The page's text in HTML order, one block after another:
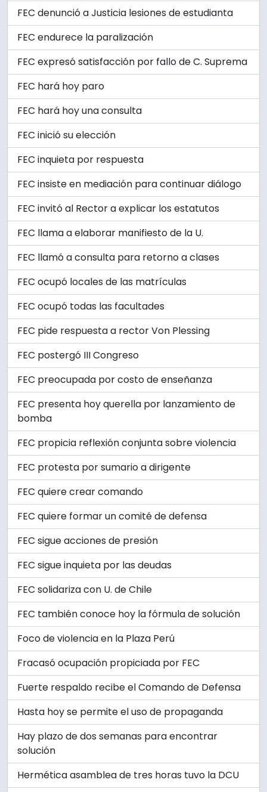
FEC denunció a Justicia lesiones de estudianta
FEC endurece la paralización
FEC expresó satisfacción por fallo de C. Suprema
FEC hará hoy paro
FEC hará hoy una consulta
FEC inició su elección
FEC inquieta por respuesta
FEC insiste en mediación para continuar diálogo
FEC invitó al Rector a explicar los estatutos
FEC llama a elaborar manifiesto de la U.
FEC llamó a consulta para retorno a clases
FEC ocupó locales de las matrículas
FEC ocupó todas las facultades
FEC pide respuesta a rector Von Plessing
FEC postergó III Congreso
FEC preocupada por costo de enseñanza
FEC presenta hoy querella por lanzamiento de
bomba
FEC propicia reflexión conjunta sobre violencia
FEC protesta por sumario a dirigente
FEC quiere crear comando
FEC quiere formar un comité de defensa
FEC sigue acciones de presión
FEC sigue inquieta por las deudas
FEC solidariza con U. de Chile
FEC también conoce hoy la fórmula de solución
Foco de violencia en la Plaza Perú
Fracasó ocupación propiciada por FEC
Fuerte respaldo recibe el Comando de Defensa
Hasta hoy se permite el uso de propaganda
Hay plazo de dos semanas para encontrar
solución
Hermética asamblea de tres horas tuvo la DCU